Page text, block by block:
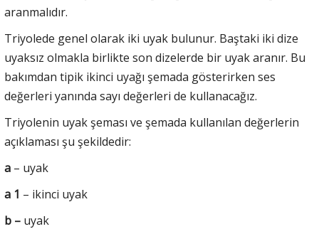
aranmalıdır.
Triyolede genel olarak iki uyak bulunur. Baştaki iki dize
uyaksız olmakla birlikte son dizelerde bir uyak aranır. Bu
bakımdan tipik ikinci uyağı şemada gösterirken ses
değerleri yanında sayı değerleri de kullanacağız.
Triyolenin uyak şeması ve şemada kullanılan değerlerin
açıklaması şu şekildedir:
a – uyak
a 1 – ikinci uyak
b – uyak